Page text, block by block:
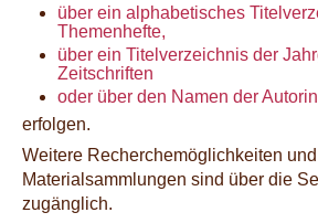
über ein alphabetisches
Themenhefte,
über ein Titelverzeichnis der
Zeitschriften
oder über den Namen der
erfolgen.
Weitere Recherchemöglichkeiten und
Materialsammlungen sind über die
zugänglich.